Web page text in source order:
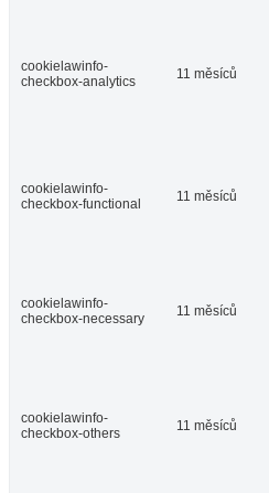
cookielawinfo-
checkbox-analytics
11 měsíců
cookielawinfo-
checkbox-functional
11 měsíců
cookielawinfo-
checkbox-necessary
11 měsíců
cookielawinfo-
checkbox-others
11 měsíců